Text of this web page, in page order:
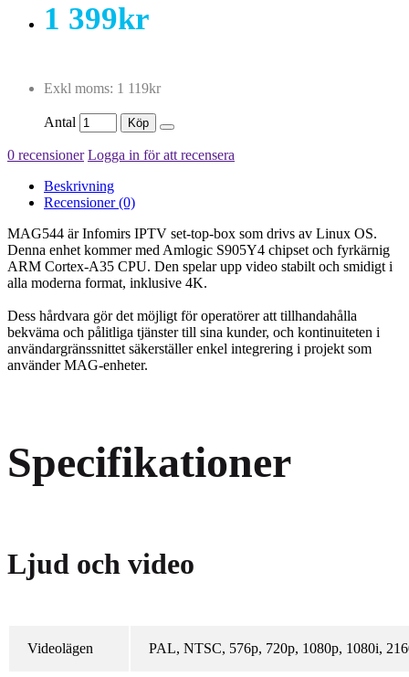
1 399kr
Exkl moms: 1 119kr
Antal Köp
0 recensioner Logga in för att recensera
Beskrivning
Recensioner (0)
MAG544 är Infomirs IPTV set-top-box som drivs av Linux OS.
Denna enhet kommer med Amlogic S905Y4 chipset och fyrkärnig
ARM Cortex-A35 CPU. Den spelar upp video stabilt och smidigt i
alla moderna format, inklusive 4K.
Dess hårdvara gör det möjligt för operatörer att tillhandahålla
bekväma och pålitliga tjänster till sina kunder, och kontinuiteten i
användargränssnittet säkerställer enkel integrering i projekt som
använder MAG-enheter.
Specifikationer
Ljud och video
Videolägen PAL, NTSC, 576p, 720p, 1080p, 1080i,